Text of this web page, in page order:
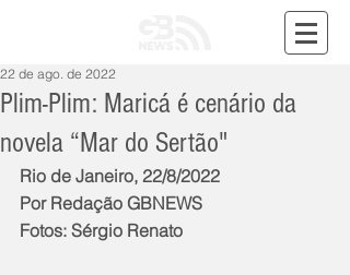
Plim-Plim: Maricá é cenário da
novela “Mar do Sertão"
22 de ago. de 2022
Rio de Janeiro, 22/8/2022
Por Redação GBNEWS
Fotos: Sérgio Renato